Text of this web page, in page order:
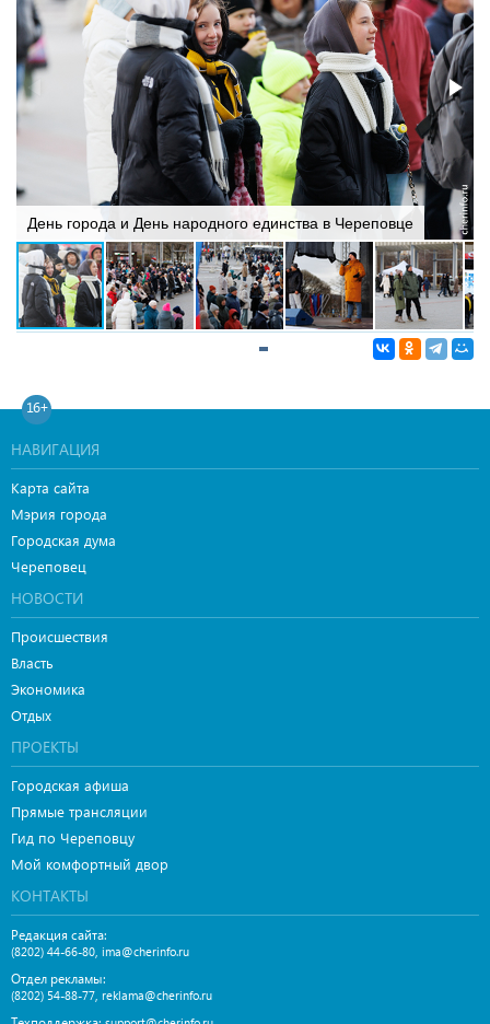
День города и День народного единства в Череповце
16+
НАВИГАЦИЯ
Карта сайта
Мэрия города
Городская дума
Череповец
НОВОСТИ
Происшествия
Власть
Экономика
Отдых
ПРОЕКТЫ
Городская афиша
Прямые трансляции
Гид по Череповцу
Мой комфортный двор
КОНТАКТЫ
Редакция сайта:
(8202) 44-66-80, ima@cherinfo.ru
Отдел рекламы:
(8202) 54-88-77, reklama@cherinfo.ru